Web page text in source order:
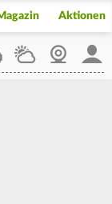
Aktionen
WetterWebcam